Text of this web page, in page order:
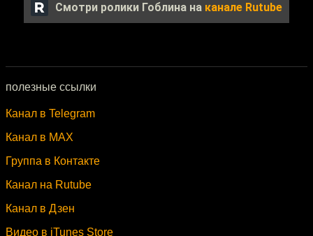
Смотри ролики Гоблина на канале Rutube
полезные ссылки
Канал в Telegram
Канал в MAX
Группа в Контакте
Канал на Rutube
Канал в Дзен
Видео в iTunes Store